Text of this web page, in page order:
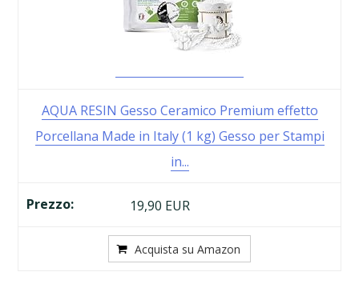
AQUA RESIN Gesso Ceramico Premium effetto
Porcellana Made in Italy (1 kg) Gesso per Stampi
in...
19,90 EUR
Acquista su Amazon